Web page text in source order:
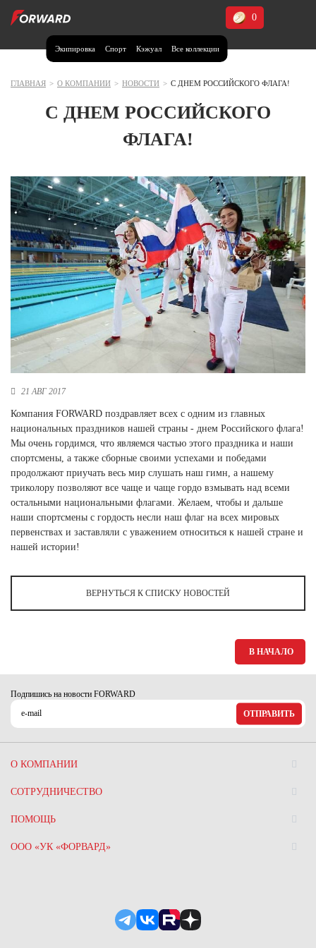
Экипировка Спорт Кэжуал Все коллекции
0
Москва и МО
Волгоградская область (1)
Воронежская область (1)
Калининградская область (1)
Кемеровская область (2)
Краснодарский край (5)
Красноярский край (5)
Курская область (1)
Москва и МО (14)
Нижегородская область (1)
Новосибирская область (3)
Омская область (5)
Республика Крым (1)
Республика Татарстан (2)
Ростовская область (2)
Самарская область (1)
Санкт-Петербург и ЛО (3)
Саратовская область (1)
Свердловская область (5)
Северная Осетия (2)
Смоленская область (1)
Ставропольский край (5)
Тульская область (1)
Тюменская область (3)
Ярославская область (1)
ГЛАВНАЯ > О КОМПАНИИ > НОВОСТИ > С ДНЕМ РОССИЙСКОГО ФЛАГА!
С ДНЕМ РОССИЙСКОГО
ФЛАГА!
21 АВГ 2017
Компания FORWARD поздравляет всех с одним из главных
национальных праздников нашей страны - днем Российского флага!
Мы очень гордимся, что являемся частью этого праздника и наши
спортсмены, а также сборные своими успехами и победами
продолжают приучать весь мир слушать наш гимн, а нашему
триколору позволяют все чаще и чаще гордо взмывать над всеми
остальными национальными флагами. Желаем, чтобы и дальше
наши спортсмены с гордость несли наш флаг на всех мировых
первенствах и заставляли с уважением относиться к нашей стране и
нашей истории!
ВЕРНУТЬСЯ К СПИСКУ НОВОСТЕЙ
В НАЧАЛО
Подпишись на новости FORWARD
ОТПРАВИТЬ
О КОМПАНИИ
СОТРУДНИЧЕСТВО
ПОМОЩЬ
ООО «УК «ФОРВАРД»